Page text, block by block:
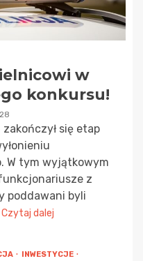
w
konkursu!
28
się etap
W tym wyjątkowym
z
poddawani byli
Czytaj dalej
INWESTYCJE